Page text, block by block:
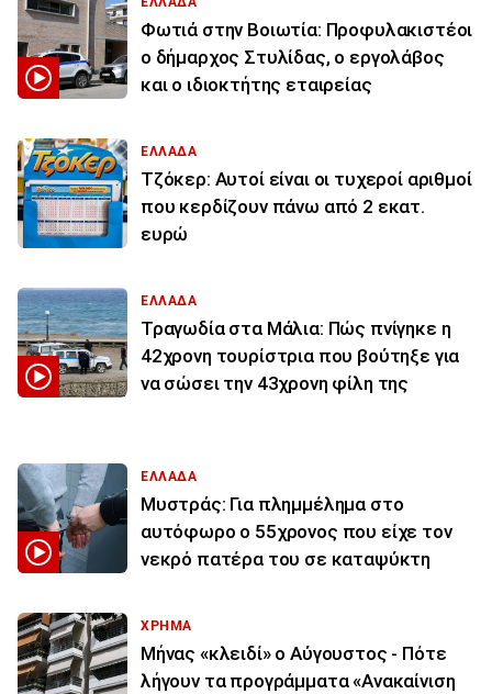
Φωτιά στην Βοιωτία: Προφυλακιστέοι
ο δήμαρχος Στυλίδας, ο εργολάβος
και ο ιδιοκτήτης εταιρείας
ΕΛΛΑΔΑ
Τζόκερ: Αυτοί είναι οι τυχεροί αριθμοί
που κερδίζουν πάνω από 2 εκατ.
ευρώ
ΕΛΛΑΔΑ
Τραγωδία στα Μάλια: Πώς πνίγηκε η
42χρονη τουρίστρια που βούτηξε για
να σώσει την 43χρονη φίλη της
ΕΛΛΑΔΑ
Μυστράς: Για πλημμέλημα στο
αυτόφωρο ο 55χρονος που είχε τον
νεκρό πατέρα του σε καταψύκτη
ΧΡΗΜΑ
Μήνας «κλειδί» ο Αύγουστος - Πότε
λήγουν τα προγράμματα «Ανακαίνιση